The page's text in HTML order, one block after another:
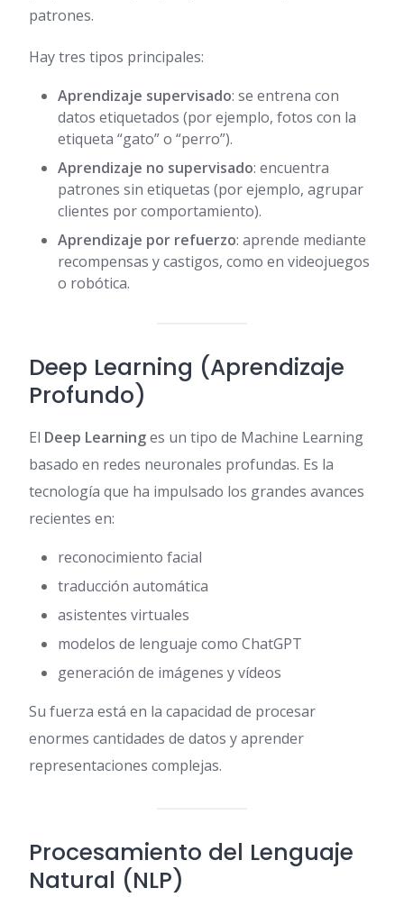
patrones.
Hay tres tipos principales:
Aprendizaje supervisado: se entrena con
datos etiquetados (por ejemplo, fotos con la
etiqueta “gato” o “perro”).
Aprendizaje no supervisado: encuentra
patrones sin etiquetas (por ejemplo, agrupar
clientes por comportamiento).
Aprendizaje por refuerzo: aprende mediante
recompensas y castigos, como en videojuegos
o robótica.
Deep Learning (Aprendizaje
Profundo)
El Deep Learninges un tipo de Machine Learning
basado en redes neuronales profundas. Es la
tecnología que ha impulsado los grandes avances
recientes en:
reconocimiento facial
traducción automática
asistentes virtuales
modelos de lenguaje como ChatGPT
generación de imágenes y vídeos
Su fuerza está en la capacidad de procesar
enormes cantidades de datos y aprender
representaciones complejas.
Procesamiento del Lenguaje
Natural (NLP)